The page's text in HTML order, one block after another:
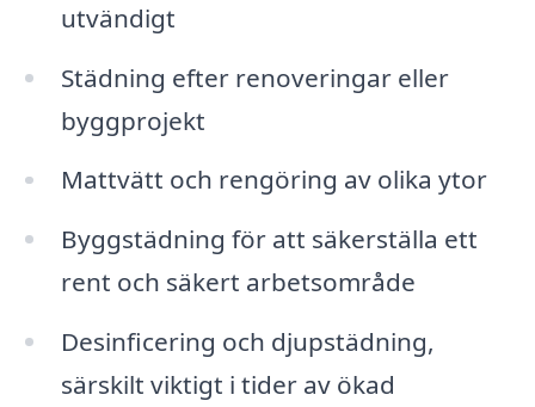
utvändigt
Städning efter renoveringar eller
byggprojekt
Mattvätt och rengöring av olika ytor
Byggstädning för att säkerställa ett
rent och säkert arbetsområde
Desinficering och djupstädning,
särskilt viktigt i tider av ökad